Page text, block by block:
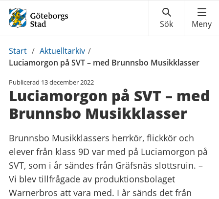
Du
är
Start / Aktuelltarkiv /
Luciamorgon på SVT – med Brunnsbo Musikklasser
Publicerad 13 december 2022
Luciamorgon på SVT – med
Brunnsbo Musikklasser
Brunnsbo Musikklassers herrkör, flickkör och
elever från klass 9D var med på Luciamorgon på
SVT, som i år sändes från Gräfsnäs slottsruin. –
Vi blev tillfrågade av produktionsbolaget
Warnerbros att vara med. I år sänds det från